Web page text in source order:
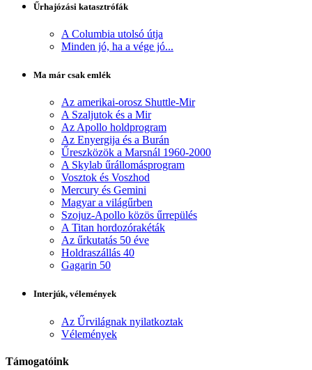
Űrhajózási katasztrófák
A Columbia utolsó útja
Minden jó, ha a vége jó...
Ma már csak emlék
Az amerikai-orosz Shuttle-Mir
A Szaljutok és a Mir
Az Apollo holdprogram
Az Enyergija és a Burán
Űreszközök a Marsnál 1960-2000
A Skylab űrállomásprogram
Vosztok és Voszhod
Mercury és Gemini
Magyar a világűrben
Szojuz-Apollo közös űrrepülés
A Titan hordozórakéták
Az űrkutatás 50 éve
Holdraszállás 40
Gagarin 50
Interjúk, vélemények
Az Űrvilágnak nyilatkoztak
Vélemények
Támogatóink